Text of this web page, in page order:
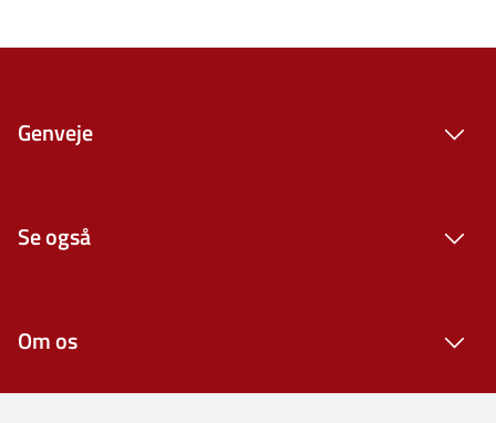
Genveje
Se også
Om os